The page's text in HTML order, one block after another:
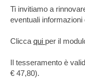
Ti invitiamo a
eventuali informazioni
Clicca qui per il
Il tesseramento è
€ 47,80).